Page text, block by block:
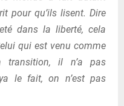
pour qu’ils lisent. Dire
dans la liberté, cela
qui est venu comme
transition, il n’a pas
le fait, on n’est pas